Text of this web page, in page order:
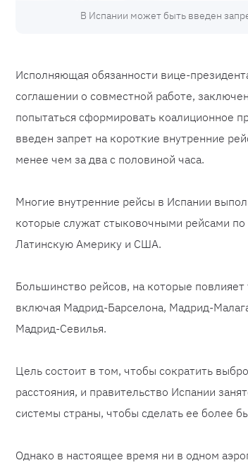
В Испании может быть введен
Исполняющая обязанности вице-
соглашении о совместной работе,
попытаться сформировать коалиционное
введен запрет на короткие внутренние
менее чем за два с половиной часа.
Многие внутренние рейсы в Испании
которые служат стыковочными рейсами
Латинскую Америку и США.
Большинство рейсов, на которые
включая Мадрид-Барселона, Мадрид-
Мадрид-Севилья.
Цель состоит в том, чтобы сократить
расстояния, и правительство Испании
системы страны, чтобы сделать ее более
Однако в настоящее время ни в одном